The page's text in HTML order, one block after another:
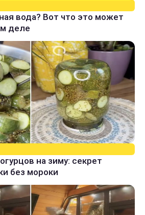
вода? Вот что это может
деле
на зиму: секрет
без мороки